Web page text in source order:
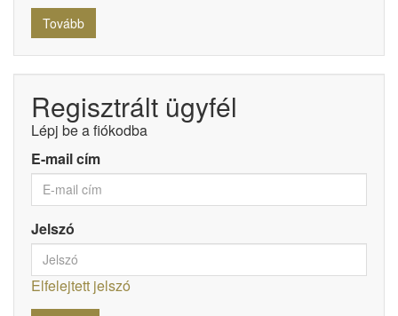
Tovább
Regisztrált ügyfél
Lépj be a fiókodba
E-mail cím
Jelszó
Elfelejtett jelszó